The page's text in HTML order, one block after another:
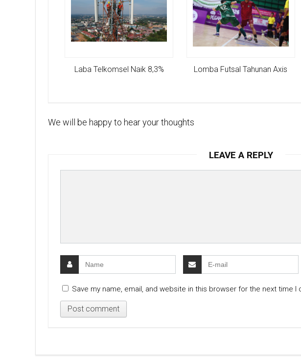
Laba Telkomsel Naik 8,3% Lomba Futsal Tahunan Axis
We will be happy to hear your thoughts
LEAVE A REPLY
Save my name, email, and website in this browser for the next time I